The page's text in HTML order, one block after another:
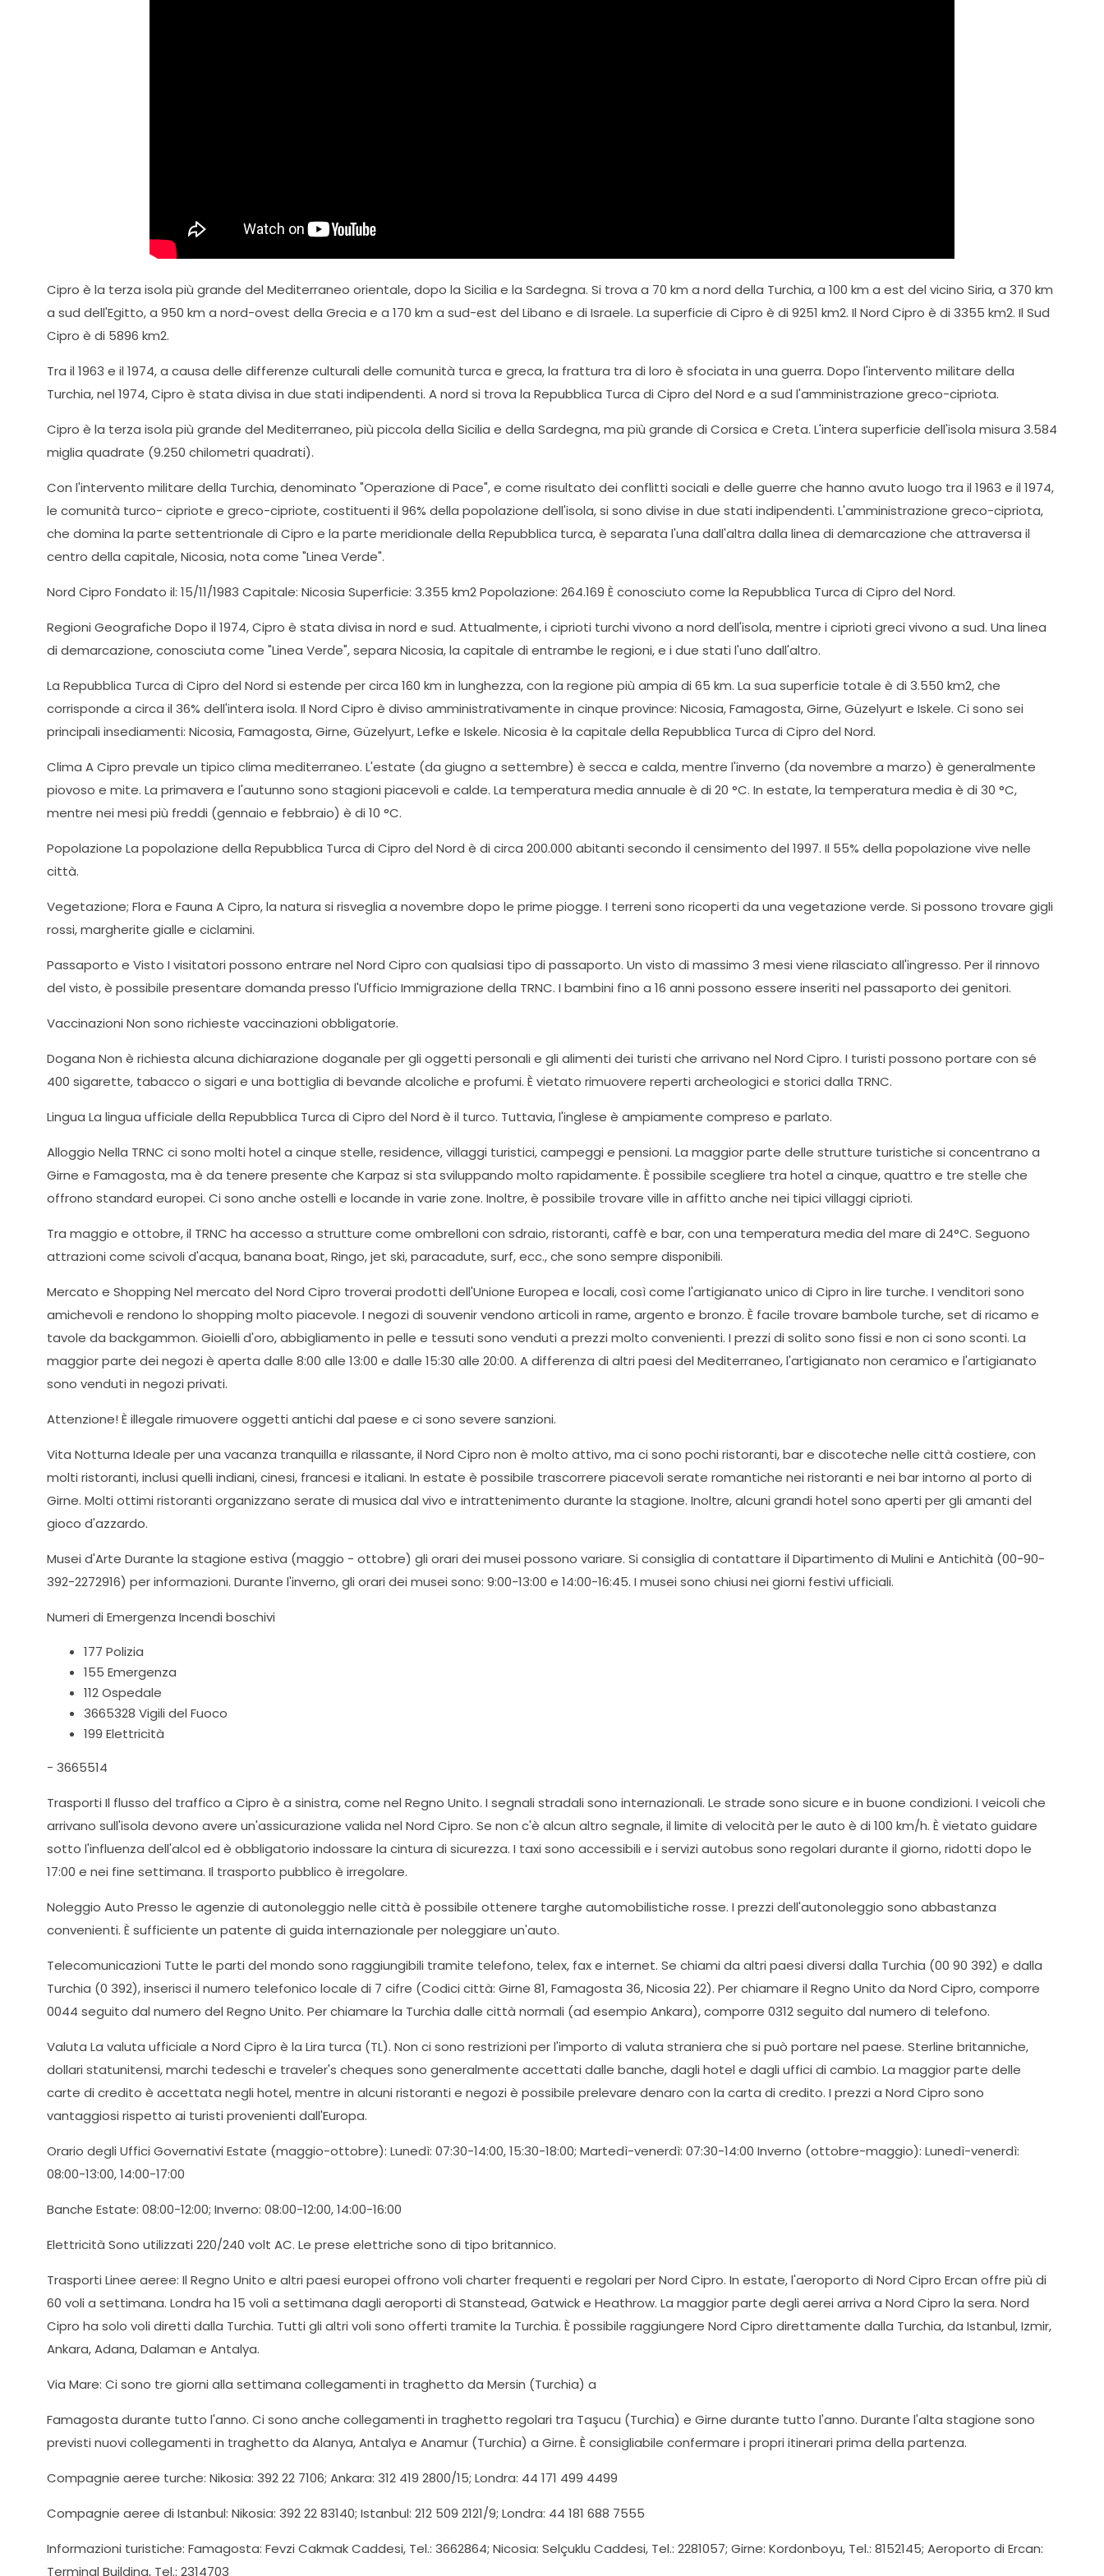
Cipro è la terza isola più grande del Mediterraneo orientale, dopo la Sicilia e la Sardegna. Si trova a 70 km a nord della Turchia, a 100 km a est del vicino Siria, a 370 km
a sud dell'Egitto, a 950 km a nord-ovest della Grecia e a 170 km a sud-est del Libano e di Israele. La superficie di Cipro è di 9251 km2. Il Nord Cipro è di 3355 km2. Il Sud
Cipro è di 5896 km2.
Tra il 1963 e il 1974, a causa delle differenze culturali delle comunità turca e greca, la frattura tra di loro è sfociata in una guerra. Dopo l'intervento militare della
Turchia, nel 1974, Cipro è stata divisa in due stati indipendenti. A nord si trova la Repubblica Turca di Cipro del Nord e a sud l'amministrazione greco-cipriota.
Cipro è la terza isola più grande del Mediterraneo, più piccola della Sicilia e della Sardegna, ma più grande di Corsica e Creta. L'intera superficie dell'isola misura 3.584
miglia quadrate (9.250 chilometri quadrati).
Con l'intervento militare della Turchia, denominato "Operazione di Pace", e come risultato dei conflitti sociali e delle guerre che hanno avuto luogo tra il 1963 e il 1974,
le comunità turco- cipriote e greco-cipriote, costituenti il 96% della popolazione dell'isola, si sono divise in due stati indipendenti. L'amministrazione greco-cipriota,
che domina la parte settentrionale di Cipro e la parte meridionale della Repubblica turca, è separata l'una dall'altra dalla linea di demarcazione che attraversa il
centro della capitale, Nicosia, nota come "Linea Verde".
Nord Cipro Fondato il: 15/11/1983 Capitale: Nicosia Superficie: 3.355 km2 Popolazione: 264.169 È conosciuto come la Repubblica Turca di Cipro del Nord.
Regioni Geografiche Dopo il 1974, Cipro è stata divisa in nord e sud. Attualmente, i ciprioti turchi vivono a nord dell'isola, mentre i ciprioti greci vivono a sud. Una linea
di demarcazione, conosciuta come "Linea Verde", separa Nicosia, la capitale di entrambe le regioni, e i due stati l'uno dall'altro.
La Repubblica Turca di Cipro del Nord si estende per circa 160 km in lunghezza, con la regione più ampia di 65 km. La sua superficie totale è di 3.550 km2, che
corrisponde a circa il 36% dell'intera isola. Il Nord Cipro è diviso amministrativamente in cinque province: Nicosia, Famagosta, Girne, Güzelyurt e Iskele. Ci sono sei
principali insediamenti: Nicosia, Famagosta, Girne, Güzelyurt, Lefke e Iskele. Nicosia è la capitale della Repubblica Turca di Cipro del Nord.
Clima A Cipro prevale un tipico clima mediterraneo. L'estate (da giugno a settembre) è secca e calda, mentre l'inverno (da novembre a marzo) è generalmente
piovoso e mite. La primavera e l'autunno sono stagioni piacevoli e calde. La temperatura media annuale è di 20 °C. In estate, la temperatura media è di 30 °C,
mentre nei mesi più freddi (gennaio e febbraio) è di 10 °C.
Popolazione La popolazione della Repubblica Turca di Cipro del Nord è di circa 200.000 abitanti secondo il censimento del 1997. Il 55% della popolazione vive nelle
città.
Vegetazione; Flora e Fauna A Cipro, la natura si risveglia a novembre dopo le prime piogge. I terreni sono ricoperti da una vegetazione verde. Si possono trovare gigli
rossi, margherite gialle e ciclamini.
Passaporto e Visto I visitatori possono entrare nel Nord Cipro con qualsiasi tipo di passaporto. Un visto di massimo 3 mesi viene rilasciato all'ingresso. Per il rinnovo
del visto, è possibile presentare domanda presso l'Ufficio Immigrazione della TRNC. I bambini fino a 16 anni possono essere inseriti nel passaporto dei genitori.
Vaccinazioni Non sono richieste vaccinazioni obbligatorie.
Dogana Non è richiesta alcuna dichiarazione doganale per gli oggetti personali e gli alimenti dei turisti che arrivano nel Nord Cipro. I turisti possono portare con sé
400 sigarette, tabacco o sigari e una bottiglia di bevande alcoliche e profumi. È vietato rimuovere reperti archeologici e storici dalla TRNC.
Lingua La lingua ufficiale della Repubblica Turca di Cipro del Nord è il turco. Tuttavia, l'inglese è ampiamente compreso e parlato.
Alloggio Nella TRNC ci sono molti hotel a cinque stelle, residence, villaggi turistici, campeggi e pensioni. La maggior parte delle strutture turistiche si concentrano a
Girne e Famagosta, ma è da tenere presente che Karpaz si sta sviluppando molto rapidamente. È possibile scegliere tra hotel a cinque, quattro e tre stelle che
offrono standard europei. Ci sono anche ostelli e locande in varie zone. Inoltre, è possibile trovare ville in affitto anche nei tipici villaggi ciprioti.
Tra maggio e ottobre, il TRNC ha accesso a strutture come ombrelloni con sdraio, ristoranti, caffè e bar, con una temperatura media del mare di 24°C. Seguono
attrazioni come scivoli d'acqua, banana boat, Ringo, jet ski, paracadute, surf, ecc., che sono sempre disponibili.
Mercato e Shopping Nel mercato del Nord Cipro troverai prodotti dell'Unione Europea e locali, così come l'artigianato unico di Cipro in lire turche. I venditori sono
amichevoli e rendono lo shopping molto piacevole. I negozi di souvenir vendono articoli in rame, argento e bronzo. È facile trovare bambole turche, set di ricamo e
tavole da backgammon. Gioielli d'oro, abbigliamento in pelle e tessuti sono venduti a prezzi molto convenienti. I prezzi di solito sono fissi e non ci sono sconti. La
maggior parte dei negozi è aperta dalle 8:00 alle 13:00 e dalle 15:30 alle 20:00. A differenza di altri paesi del Mediterraneo, l'artigianato non ceramico e l'artigianato
sono venduti in negozi privati.
Attenzione! È illegale rimuovere oggetti antichi dal paese e ci sono severe sanzioni.
Vita Notturna Ideale per una vacanza tranquilla e rilassante, il Nord Cipro non è molto attivo, ma ci sono pochi ristoranti, bar e discoteche nelle città costiere, con
molti ristoranti, inclusi quelli indiani, cinesi, francesi e italiani. In estate è possibile trascorrere piacevoli serate romantiche nei ristoranti e nei bar intorno al porto di
Girne. Molti ottimi ristoranti organizzano serate di musica dal vivo e intrattenimento durante la stagione. Inoltre, alcuni grandi hotel sono aperti per gli amanti del
gioco d'azzardo.
Musei d'Arte Durante la stagione estiva (maggio - ottobre) gli orari dei musei possono variare. Si consiglia di contattare il Dipartimento di Mulini e Antichità (00-90-
392-2272916) per informazioni. Durante l'inverno, gli orari dei musei sono: 9:00-13:00 e 14:00-16:45. I musei sono chiusi nei giorni festivi ufficiali.
Numeri di Emergenza Incendi boschivi
177 Polizia
155 Emergenza
112 Ospedale
3665328 Vigili del Fuoco
199 Elettricità
- 3665514
Trasporti Il flusso del traffico a Cipro è a sinistra, come nel Regno Unito. I segnali stradali sono internazionali. Le strade sono sicure e in buone condizioni. I veicoli che
arrivano sull'isola devono avere un'assicurazione valida nel Nord Cipro. Se non c'è alcun altro segnale, il limite di velocità per le auto è di 100 km/h. È vietato guidare
sotto l'influenza dell'alcol ed è obbligatorio indossare la cintura di sicurezza. I taxi sono accessibili e i servizi autobus sono regolari durante il giorno, ridotti dopo le
17:00 e nei fine settimana. Il trasporto pubblico è irregolare.
Noleggio Auto Presso le agenzie di autonoleggio nelle città è possibile ottenere targhe automobilistiche rosse. I prezzi dell'autonoleggio sono abbastanza
convenienti. È sufficiente un patente di guida internazionale per noleggiare un'auto.
Telecomunicazioni Tutte le parti del mondo sono raggiungibili tramite telefono, telex, fax e internet. Se chiami da altri paesi diversi dalla Turchia (00 90 392) e dalla
Turchia (0 392), inserisci il numero telefonico locale di 7 cifre (Codici città: Girne 81, Famagosta 36, Nicosia 22). Per chiamare il Regno Unito da Nord Cipro, comporre
0044 seguito dal numero del Regno Unito. Per chiamare la Turchia dalle città normali (ad esempio Ankara), comporre 0312 seguito dal numero di telefono.
Valuta La valuta ufficiale a Nord Cipro è la Lira turca (TL). Non ci sono restrizioni per l'importo di valuta straniera che si può portare nel paese. Sterline britanniche,
dollari statunitensi, marchi tedeschi e traveler's cheques sono generalmente accettati dalle banche, dagli hotel e dagli uffici di cambio. La maggior parte delle
carte di credito è accettata negli hotel, mentre in alcuni ristoranti e negozi è possibile prelevare denaro con la carta di credito. I prezzi a Nord Cipro sono
vantaggiosi rispetto ai turisti provenienti dall'Europa.
Orario degli Uffici Governativi Estate (maggio-ottobre): Lunedì: 07:30-14:00, 15:30-18:00; Martedì-venerdì: 07:30-14:00 Inverno (ottobre-maggio): Lunedì-venerdì:
08:00-13:00, 14:00-17:00
Banche Estate: 08:00-12:00; Inverno: 08:00-12:00, 14:00-16:00
Elettricità Sono utilizzati 220/240 volt AC. Le prese elettriche sono di tipo britannico.
Trasporti Linee aeree: Il Regno Unito e altri paesi europei offrono voli charter frequenti e regolari per Nord Cipro. In estate, l'aeroporto di Nord Cipro Ercan offre più di
60 voli a settimana. Londra ha 15 voli a settimana dagli aeroporti di Stanstead, Gatwick e Heathrow. La maggior parte degli aerei arriva a Nord Cipro la sera. Nord
Cipro ha solo voli diretti dalla Turchia. Tutti gli altri voli sono offerti tramite la Turchia. È possibile raggiungere Nord Cipro direttamente dalla Turchia, da Istanbul, Izmir,
Ankara, Adana, Dalaman e Antalya.
Via Mare: Ci sono tre giorni alla settimana collegamenti in traghetto da Mersin (Turchia) a
Famagosta durante tutto l'anno. Ci sono anche collegamenti in traghetto regolari tra Taşucu (Turchia) e Girne durante tutto l'anno. Durante l'alta stagione sono
previsti nuovi collegamenti in traghetto da Alanya, Antalya e Anamur (Turchia) a Girne. È consigliabile confermare i propri itinerari prima della partenza.
Compagnie aeree turche: Nikosia: 392 22 7106; Ankara: 312 419 2800/15; Londra: 44 171 499 4499
Compagnie aeree di Istanbul: Nikosia: 392 22 83140; Istanbul: 212 509 2121/9; Londra: 44 181 688 7555
Informazioni turistiche: Famagosta: Fevzi Cakmak Caddesi, Tel.: 3662864; Nicosia: Selçuklu Caddesi, Tel.: 2281057; Girne: Kordonboyu, Tel.: 8152145; Aeroporto di Ercan:
Terminal Building, Tel.: 2314703